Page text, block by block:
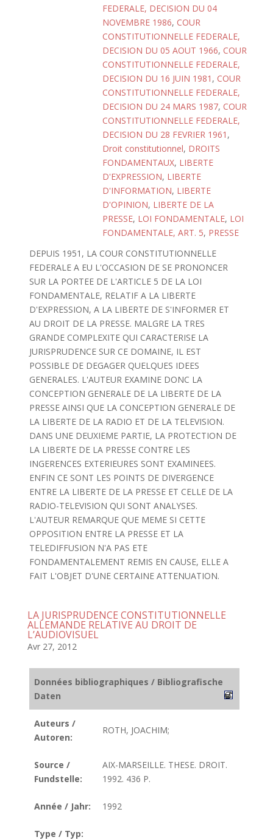
FEDERALE, DECISION DU 04
NOVEMBRE 1986, COUR
CONSTITUTIONNELLE FEDERALE,
DECISION DU 05 AOUT 1966, COUR
CONSTITUTIONNELLE FEDERALE,
DECISION DU 16 JUIN 1981 , COUR
CONSTITUTIONNELLE FEDERALE,
DECISION DU 24 MARS 1987, COUR
CONSTITUTIONNELLE FEDERALE,
DECISION DU 28 FEVRIER 1961 ,
Droit constitutionnel, DROITS
FONDAMENTAUX, LIBERTE
D'EXPRESSION, LIBERTE
D'INFORMATION, LIBERTE
D'OPINION, LIBERTE DE LA
PRESSE, LOI FONDAMENTALE, LOI
FONDAMENTALE, ART. 5, PRESSE
DEPUIS 1951, LA COUR CONSTITUTIONNELLE
FEDERALE A EU L'OCCASION DE SE PRONONCER
SUR LA PORTEE DE L'ARTICLE 5 DE LA LOI
FONDAMENTALE, RELATIF A LA LIBERTE
D'EXPRESSION, A LA LIBERTE DE S'INFORMER ET
AU DROIT DE LA PRESSE. MALGRE LA TRES
GRANDE COMPLEXITE QUI CARACTERISE LA
JURISPRUDENCE SUR CE DOMAINE, IL EST
POSSIBLE DE DEGAGER QUELQUES IDEES
GENERALES. L'AUTEUR EXAMINE DONC LA
CONCEPTION GENERALE DE LA LIBERTE DE LA
PRESSE AINSI QUE LA CONCEPTION GENERALE DE
LA LIBERTE DE LA RADIO ET DE LA TELEVISION.
DANS UNE DEUXIEME PARTIE, LA PROTECTION DE
LA LIBERTE DE LA PRESSE CONTRE LES
INGERENCES EXTERIEURES SONT EXAMINEES.
ENFIN CE SONT LES POINTS DE DIVERGENCE
ENTRE LA LIBERTE DE LA PRESSE ET CELLE DE LA
RADIO-TELEVISION QUI SONT ANALYSES.
L'AUTEUR REMARQUE QUE MEME SI CETTE
OPPOSITION ENTRE LA PRESSE ET LA
TELEDIFFUSION N'A PAS ETE
FONDAMENTALEMENT REMIS EN CAUSE, ELLE A
FAIT L'OBJET D'UNE CERTAINE ATTENUATION.
LA JURISPRUDENCE CONSTITUTIONNELLE
ALLEMANDE RELATIVE AU DROIT DE
L’AUDIOVISUEL
Avr 27, 2012
Données bibliographiques / Bibliografische
Daten
Auteurs /
Autoren:
ROTH, JOACHIM;
Source /
Fundstelle:
AIX-MARSEILLE. THESE. DROIT.
1992. 436 P.
Année / Jahr: 1992
Type / Typ: